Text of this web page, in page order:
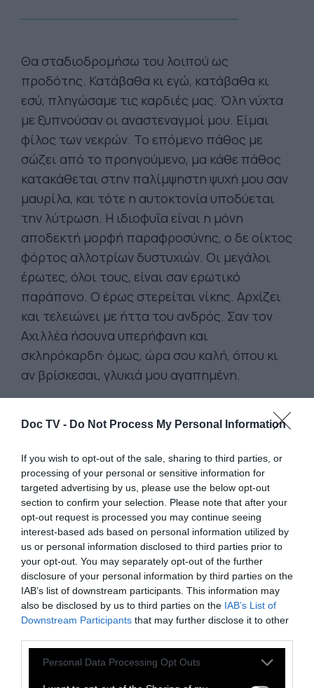
Doc TV - Do Not Process My Personal Information
If you wish to opt-out of the sale, sharing to third parties, or
processing of your personal or sensitive information for
targeted advertising by us, please use the below opt-out
section to confirm your selection. Please note that after your
opt-out request is processed you may continue seeing
interest-based ads based on personal information utilized by
us or personal information disclosed to third parties prior to
your opt-out. You may separately opt-out of the further
disclosure of your personal information by third parties on the
IAB’s list of downstream participants. This information may
also be disclosed by us to third parties on the IAB’s List of
Downstream Participants that may further disclose it to other
Personal Data Processing Opt Outs
Θα σταδιοδρομήσω του λοιπού ως
προδότης. Κατάβαθα κι εγώ, κατάβαθα κι
εσύ, πληγώσαμε τις καρδιές μας. Όλη νύχτα
με ξυπνούσαν οι αναστεναγμοί μου. Είμαι
φίλος των νεκρών. Το επόμενο πάθος με
σώζει από το προηγούμενο, μα κάθε πάθος
κατακάθεται στην παλίμψηστη ψυχή μου σαν
μαυρίλα, και τότε η αυτοκτονία υποδύεται
την λύτρωση. Η ιδιοφυΐα είναι η μόνη
αποδεκτή μορφή παραφροσύνης, ο δε οίκτος
φόρτος αλλοτρίων δυστυχιών. Οι μεγάλοι
έρωτες, όλοι τους, είναι σαν ερωτικό
παράπονο. Ο έρως στερείται νίκης. Αρχίζει
και τελειώνει με ήττα του ανδρός. Σαν τον
Αχιλλέα ήσουνα υπερήφανη και
σκληρόκαρδη· όμως, ώρα σου καλή, όπου κι
αν βρίσκεσαι, γλυκιά μου αγαπημένη.
Καθώς χαμένο σκυλί, σκυλί του δρόμου,
σέρνομαι αυτές τις μαύρες μέρες με άδεια
καρδιά και κάθε δειλινό πέφτω, πέφτω, σ' ένα
βάραθρο πέφτω. Βέβαια οι γυναίκες